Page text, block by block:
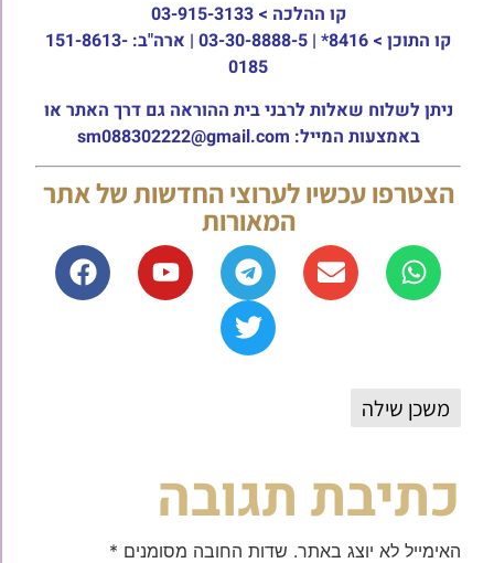
קו ההלכה > 03-915-3133
קו התוכן >
8416* | 03-30-8888-5 | ארה"ב: 151-8613-
0185
ניתן לשלוח שאלות לרבני בית ההוראה גם דרך האתר או
באמצעות המייל: sm088302222@gmail.com
הצטרפו עכשיו לערוצי החדשות של אתר
המאורות
משכן שילה
כתיבת תגובה
האימייל לא יוצג באתר. שדות החובה מסומנים *